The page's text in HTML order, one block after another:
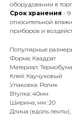
оборудовании в
Срок хранения - 9
относительной
приборов и
Популярные
Форма: Квадрат
Материал:
Клей: Каучуковый
Упаковка: Ролик
Втулка: 40мм
Ширина, мм: 20
Длина (вдоль